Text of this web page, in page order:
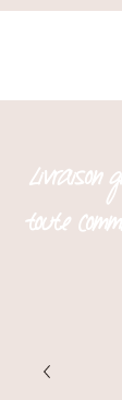
Livraison
toute